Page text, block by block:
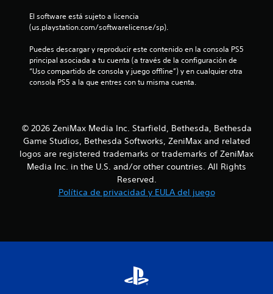
i
f
a
c
El software está sujeto a licencia
(us.playstation.com/softwarelicense/sp).
Puedes descargar y reproducir este contenido en la consola PS5
principal asociada a tu cuenta (a través de la configuración de
“Uso compartido de consola y juego offline”) y en cualquier otra
consola PS5 a la que entres con tu misma cuenta.
© 2026 ZeniMax Media Inc. Starfield, Bethesda, Bethesda
Game Studios, Bethesda Softworks, ZeniMax and related
logos are registered trademarks or trademarks of ZeniMax
Media Inc. in the U.S. and/or other countries. All Rights
Reserved.
Política de privacidad y EULA del juego